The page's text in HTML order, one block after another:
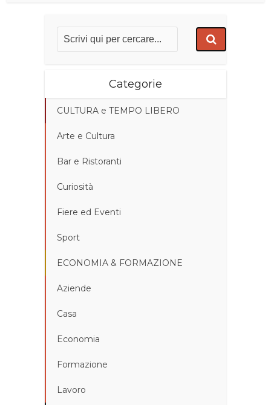
Categorie
CULTURA e TEMPO LIBERO
Arte e Cultura
Bar e Ristoranti
Curiosità
Fiere ed Eventi
Sport
ECONOMIA & FORMAZIONE
Aziende
Casa
Economia
Formazione
Lavoro